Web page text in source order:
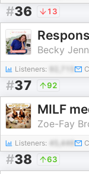
#36 13
Becky
Listeners:
#37 92
MILF
Zoe-Fay
Listeners: 45,446
#38 63